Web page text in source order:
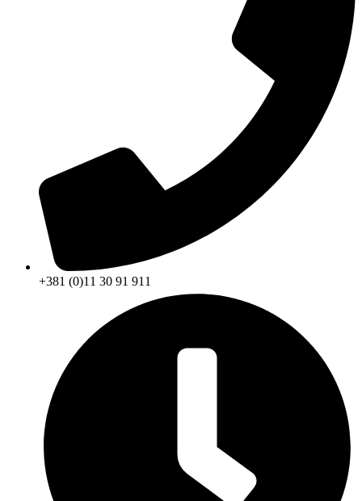
+381 (0)11 30 91 911